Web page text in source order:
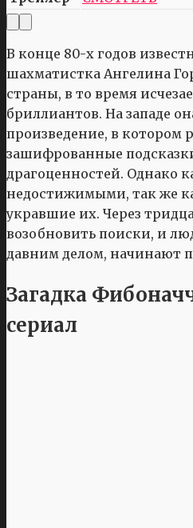
В конце 80-х годов
шахматистка Ангелина
страны, в то время
бриллиантов. На западе
произведение, в котором
зашифрованные
драгоценностей. Однако
недостижимыми, так же
укравшие их. Через
возобновить поиски, и
давним делом, начинают
Загадка
сериал